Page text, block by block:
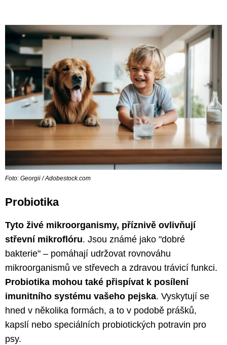
Foto: Georgii / Adobestock.com
Probiotika
Tyto živé mikroorganismy, příznivě ovlivňují
střevní mikroflóru. Jsou známé jako "dobré
bakterie" – pomáhají udržovat rovnováhu
mikroorganismů ve střevech a zdravou trávicí funkci.
Probiotika mohou také přispívat k posílení
imunitního systému vašeho pejska. Vyskytují se
hned v několika formách, a to v podobě prášků,
kapslí nebo speciálních probiotických potravin pro
psy.